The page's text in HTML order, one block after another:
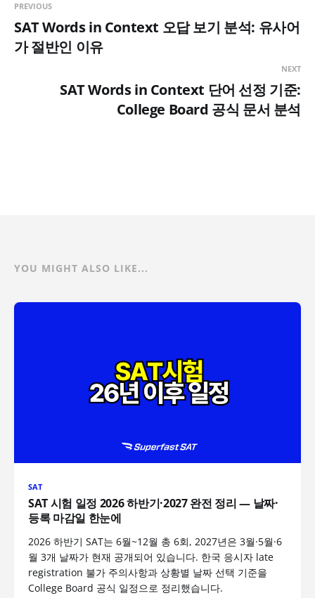
PREVIOUS
SAT Words in Context 오답 보기 분석: 유사어
가 절반인 이유
NEXT
SAT Words in Context 단어 선정 기준:
College Board 공식 문서 분석
YOU MIGHT ALSO LIKE...
SAT
SAT 시험 일정 2026 하반기·2027 완전 정리 — 날짜·
등록 마감일 한눈에
2026 하반기 SAT는 6월~12월 총 6회, 2027년은 3월·5월·6
월 3개 날짜가 현재 공개되어 있습니다. 한국 응시자 late
registration 불가 주의사항과 상황별 날짜 선택 기준을
College Board 공식 일정으로 정리했습니다.